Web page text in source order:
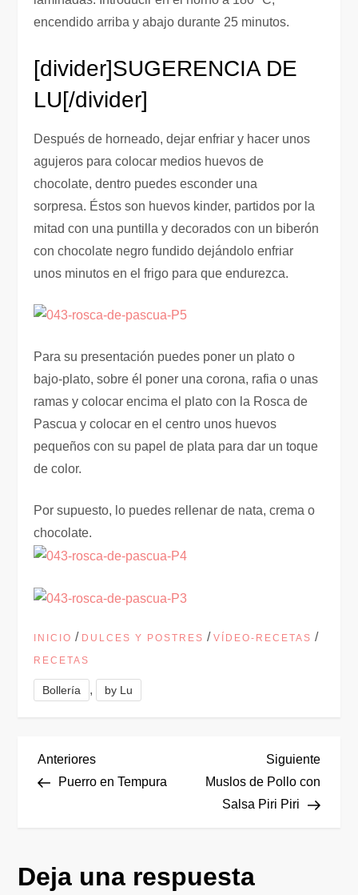
encendido arriba y abajo durante 25 minutos.
[divider]SUGERENCIA DE
LU[/divider]
Después de horneado, dejar enfriar y hacer unos
agujeros para colocar medios huevos de
chocolate, dentro puedes esconder una
sorpresa. Éstos son huevos kinder, partidos por la
mitad con una puntilla y decorados con un biberón
con chocolate negro fundido dejándolo enfriar
unos minutos en el frigo para que endurezca.
Para su presentación puedes poner un plato o
bajo-plato, sobre él poner una corona, rafia o unas
ramas y colocar encima el plato con la Rosca de
Pascua y colocar en el centro unos huevos
pequeños con su papel de plata para dar un toque
de color.
Por supuesto, lo puedes rellenar de nata, crema o
chocolate.
INICIO / DULCES Y POSTRES /VÍDEO-RECETAS /
RECETAS
Bollería , by Lu
N
e
Entrada
anterior
Anteriores
Puerro en Tempura
Siguiente
Muslos de Pollo con
Salsa Piri Piri
Deja una respuesta